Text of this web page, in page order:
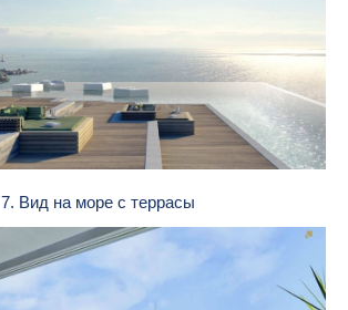
7. Вид на море с террасы